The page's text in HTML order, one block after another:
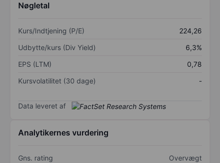
Nøgletal
Kurs/Indtjening (P/E)
224,26
Udbytte/kurs (Div Yield)
6,3%
EPS (LTM)
0,78
Kursvolatilitet (30 dage)
-
Data leveret af
Analytikernes vurdering
Gns. rating Overvægt